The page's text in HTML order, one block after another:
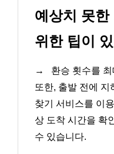
예상치 못한
위한 팁이
→
환승 횟수를
또한, 출발 전에 지
찾기 서비스를 이
상 도착 시간을 확
수 있습니다.